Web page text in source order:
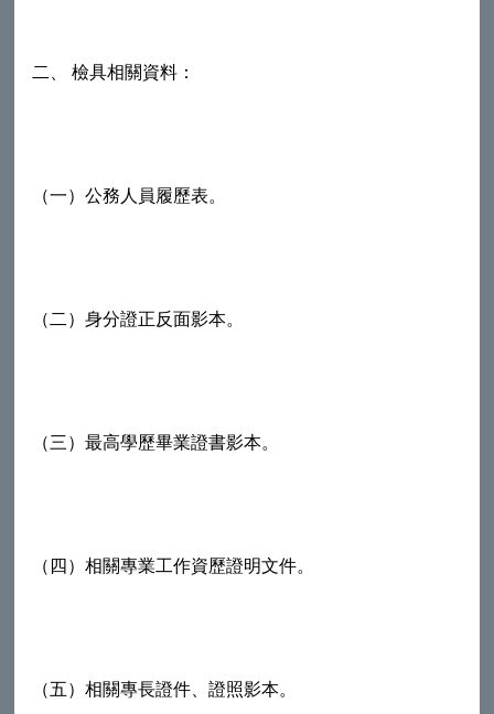
二、 檢具相關資料：
（一）公務人員履歷表。
（二）身分證正反面影本。
（三）最高學歷畢業證書影本。
（四）相關專業工作資歷證明文件。
（五）相關專長證件、證照影本。